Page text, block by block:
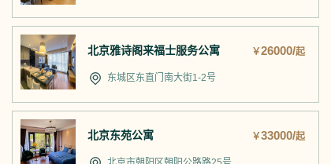
北京雅诗阁来福士服务公寓 ￥26000/起
东城区东直门南大街1-2号
北京东苑公寓 ￥33000/起